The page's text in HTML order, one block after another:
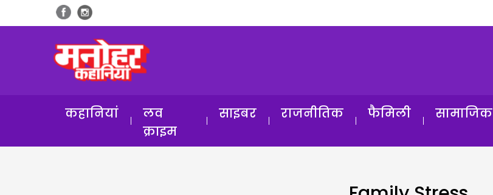
कहानियां
लव
क्राइम
साइबर राजनीतिक फैमिली सामाजिक